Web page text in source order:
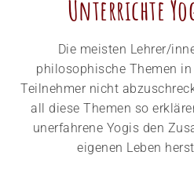
Unterrichte
Die meisten Lehrer/
philosophische Themen
Teilnehmer nicht
all diese Themen so
unerfahrene Yogis den
eigenen Leben